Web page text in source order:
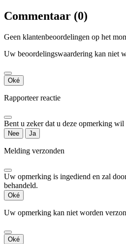
Commentaar (0)
Geen klantenbeoordelingen op het
Uw beoordelingswaardering kan niet
Oké
Rapporteer reactie
Bent u zeker dat u deze opmerking wil
Nee Ja
Melding verzonden
Uw opmerking is ingediend en zal
behandeld.
Oké
Uw opmerking kan niet worden
Oké